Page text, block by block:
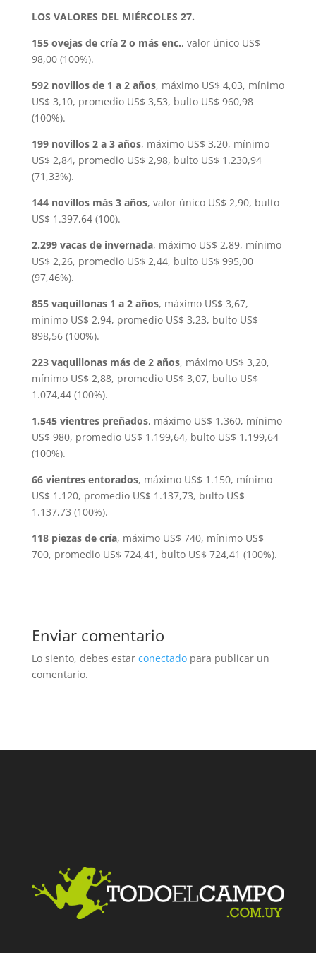
LOS VALORES DEL MIÉRCOLES 27.
155 ovejas de cría 2 o más enc., valor único US$
98,00 (100%).
592 novillos de 1 a 2 años, máximo US$ 4,03, mínimo
US$ 3,10, promedio US$ 3,53, bulto US$ 960,98
(100%).
199 novillos 2 a 3 años, máximo US$ 3,20, mínimo
US$ 2,84, promedio US$ 2,98, bulto US$ 1.230,94
(71,33%).
144 novillos más 3 años, valor único US$ 2,90, bulto
US$ 1.397,64 (100).
2.299 vacas de invernada, máximo US$ 2,89, mínimo
US$ 2,26, promedio US$ 2,44, bulto US$ 995,00
(97,46%).
855 vaquillonas 1 a 2 años, máximo US$ 3,67,
mínimo US$ 2,94, promedio US$ 3,23, bulto US$
898,56 (100%).
223 vaquillonas más de 2 años, máximo US$ 3,20,
mínimo US$ 2,88, promedio US$ 3,07, bulto US$
1.074,44 (100%).
1.545 vientres preñados, máximo US$ 1.360, mínimo
US$ 980, promedio US$ 1.199,64, bulto US$ 1.199,64
(100%).
66 vientres entorados, máximo US$ 1.150, mínimo
US$ 1.120, promedio US$ 1.137,73, bulto US$
1.137,73 (100%).
118 piezas de cría, máximo US$ 740, mínimo US$
700, promedio US$ 724,41, bulto US$ 724,41 (100%).
Enviar comentario
Lo siento, debes estar conectadopara publicar un
comentario.
Facebook